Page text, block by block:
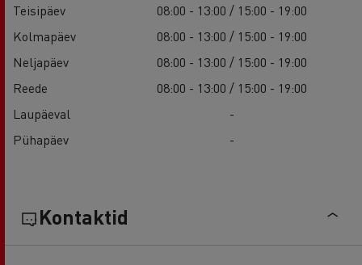
Teisipäev
08:00 - 13:00 / 15:00 - 19:00
Kolmapäev
08:00 - 13:00 / 15:00 - 19:00
Neljapäev
08:00 - 13:00 / 15:00 - 19:00
Reede
08:00 - 13:00 / 15:00 - 19:00
Laupäeval
-
Pühapäev
-
Kontaktid